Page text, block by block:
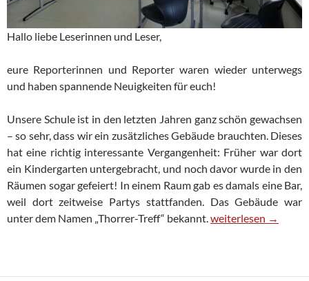
Hallo liebe Leserinnen und Leser,
eure Reporterinnen und Reporter waren wieder unterwegs
und haben spannende Neuigkeiten für euch!
Unsere Schule ist in den letzten Jahren ganz schön gewachsen
– so sehr, dass wir ein zusätzliches Gebäude brauchten. Dieses
hat eine richtig interessante Vergangenheit: Früher war dort
ein Kindergarten untergebracht, und noch davor wurde in den
Räumen sogar gefeiert! In einem Raum gab es damals eine Bar,
weil dort zeitweise Partys stattfanden. Das Gebäude war
unter dem Namen „Thorrer-Treff“ bekannt.Umzug ins
weiterlesen →